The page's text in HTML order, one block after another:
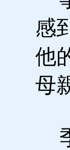
感
他
母